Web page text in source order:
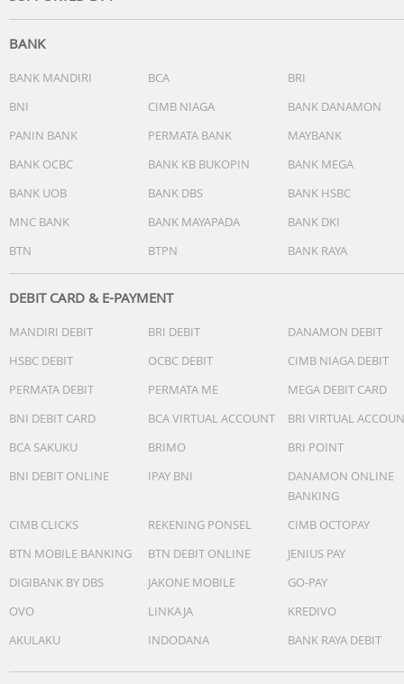
lebih 100 Kali
Daya Air di Mode Lembut = 230ml/menit, Pemakaian
Daya Air di Mode Reda = 220ml/menit, Pemakaian kurang
lebih 150 Kali
BANK
BANK MANDIRI BCA
BRI
BNI
CIMB NIAGA
BANK DANAMON
PANIN BANK
PERMATA BANK
MAYBANK
BANK OCBC
BANK KB BUKOPIN
BANK MEGA
BANK UOB
BANK DBS
BANK HSBC
MNC BANK
BANK MAYAPADA
BANK DKI
BTN
BTPN BANK RAYA
DEBIT CARD & E-PAYMENT
MANDIRI DEBIT BRI DEBIT
DANAMON DEBIT
HSBC DEBIT
OCBC DEBIT
CIMB NIAGA DEBIT
PERMATA DEBIT
PERMATA ME
MEGA DEBIT CARD
BNI DEBIT CARD
BCA VIRTUAL ACCOUNT
BRI VIRTUAL
BCA SAKUKU
BRIMO
BRI POINT
BNI DEBIT ONLINE
IPAY BNI
DANAMON ONLINE
BANKING
CIMB CLICKS
REKENING PONSEL
CIMB OCTOPAY
BTN MOBILE BANKING
BTN DEBIT ONLINE
JENIUS PAY
DIGIBANK BY DBS
JAKONE MOBILE
GO-PAY
OVO
LINKAJA
KREDIVO
AKULAKU
INDODANA BANK RAYA DEBIT